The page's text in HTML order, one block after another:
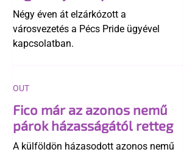
története
Négy éven át elzárkózott a
városvezetés a Pécs Pride ügyével
kapcsolatban.
Fico már az azonos nemű
párok házasságától retteg
A külföldön házasodott azonos nemű
OUT